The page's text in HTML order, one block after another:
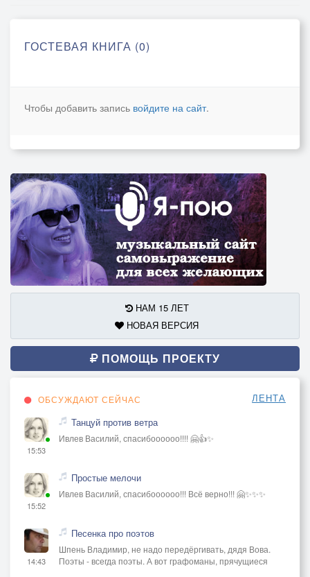
ГОСТЕВАЯ КНИГА (0)
Чтобы добавить запись войдите на сайт.
НАМ 15 ЛЕТ
НОВАЯ ВЕРСИЯ
ПОМОЩЬ ПРОЕКТУ
ОБСУЖДАЮТ СЕЙЧАС ЛЕНТА
15:53
Танцуй против ветра
Ивлев Василий, спасибоооооо!!!! 🤗👍✨
15:52
Простые мелочи
Ивлев Василий, спасибоооооо!!! Всё верно!!! 🤗✨✨✨
14:43
Песенка про поэтов
Шпень Владимир, не надо передёргивать, дядя Вова.
Поэты - всегда поэты. А вот графоманы, прячущиеся